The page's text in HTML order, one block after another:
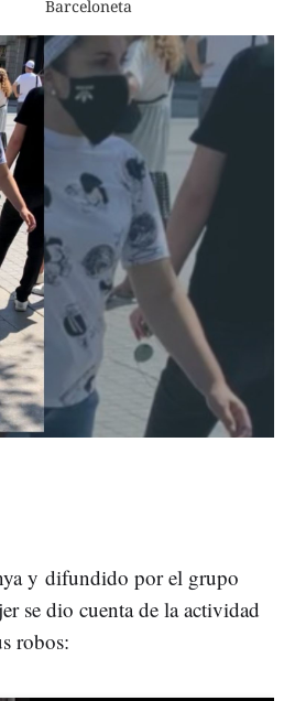
Barceloneta
y difundido por el grupo
se dio cuenta de la actividad
robos: